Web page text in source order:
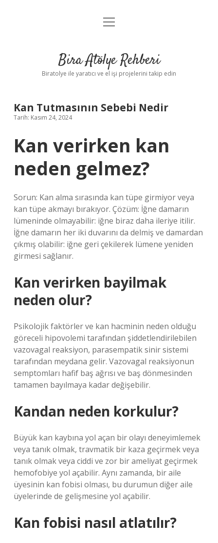
Anasayfa
Yasal Uyarı
menüyü
Bira Atölye Rehberi
Biratolye ile yaratıcı ve el işi projelerini takip edin
Kan Tutmasının Sebebi Nedir
Tarih: Kasım 24, 2024
Kan verirken kan
neden gelmez?
Sorun: Kan alma sırasında kan tüpe girmiyor veya
kan tüpe akmayı bırakıyor. Çözüm: İğne damarın
lümeninde olmayabilir: iğne biraz daha ileriye itilir.
İğne damarın her iki duvarını da delmiş ve damardan
çıkmış olabilir: iğne geri çekilerek lümene yeniden
girmesi sağlanır.
Kan verirken bayilmak
neden olur?
Psikolojik faktörler ve kan hacminin neden olduğu
göreceli hipovolemi tarafından şiddetlendirilebilen
vazovagal reaksiyon, parasempatik sinir sistemi
tarafından meydana gelir. Vazovagal reaksiyonun
semptomları hafif baş ağrısı ve baş dönmesinden
tamamen bayılmaya kadar değişebilir.
Kandan neden korkulur?
Büyük kan kaybına yol açan bir olayı deneyimlemek
veya tanık olmak, travmatik bir kaza geçirmek veya
tanık olmak veya ciddi ve zor bir ameliyat geçirmek
hemofobiye yol açabilir. Aynı zamanda, bir aile
üyesinin kan fobisi olması, bu durumun diğer aile
üyelerinde de gelişmesine yol açabilir.
Kan fobisi nasıl atlatılır?